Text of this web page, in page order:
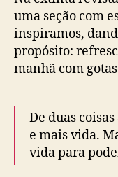
uma seção com
inspiramos,
propósito:
manhã com
De duas
e mais vida.
vida para